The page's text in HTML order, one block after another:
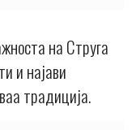
на Струга
и најави
традиција.